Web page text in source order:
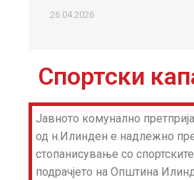
26.04.2026
Спортски
Јавното комунално
од н.Илинден е надлежно
стопанисување со
подрачјето на Општина